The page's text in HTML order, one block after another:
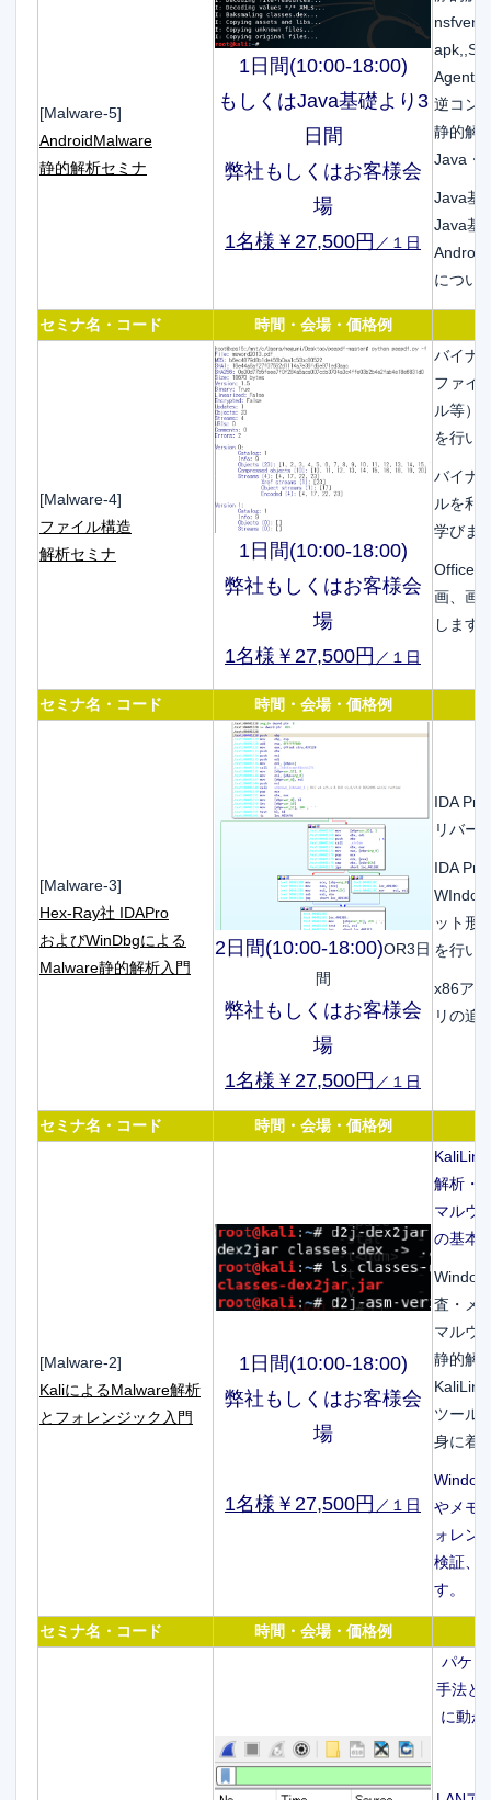
[Malware-5]
AndroidMalware
静的解析セミナ
1日間(10:00-18:00)
もしくはJava基礎より3
日間
弊社もしくはお客様会
場
1名様￥27,500円 ／１日
逆コン
静的解
Java・
Java基
Java基
Android
につい
セミナ名・コード 時間・会場・価格例
[Malware-4]
ファイル構造
解析セミナ
1日間(10:00-18:00)
弊社もしくはお客様会
場
1名様￥27,500円 ／１日
バイナ
ファイ
ル等）
を行い
バイナ
ルを利
学びま
Office
画、画
します
セミナ名・コード 時間・会場・価格例
[Malware-3]
Hex-Ray社 IDAPro
およびWinDbgによる
Malware静的解析入門
2日間(10:00-18:00)OR3日
間
弊社もしくはお客様会
場
1名様￥27,500円 ／１日
IDA
リバー
IDA
ット形
を行い
x86ア
リの追
セミナ名・コード 時間・会場・価格例
[Malware-2]
KaliによるMalware解析
とフォレンジック入門
1日間(10:00-18:00)
弊社もしくはお客様会
場
1名様￥27,500円 ／１日
解析・
マルウ
の基本
査・メ
マルウ
静的解
ツール
身に着
やメモ
ォレン
検証、
す。
セミナ名・コード 時間・会場・価格例
パケ
手法と
に動